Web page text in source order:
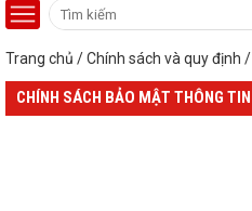
Trang chủ /Chính sách và quy định /
CHÍNH SÁCH BẢO MẬT THÔNG TIN